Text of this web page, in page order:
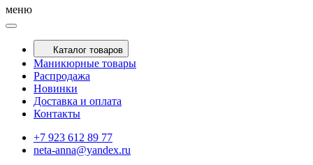
меню
Каталог товаров
Маникюрные товары
Распродажа
Новинки
Доставка и оплата
Контакты
+7 923 612 89 77
neta-anna@yandex.ru